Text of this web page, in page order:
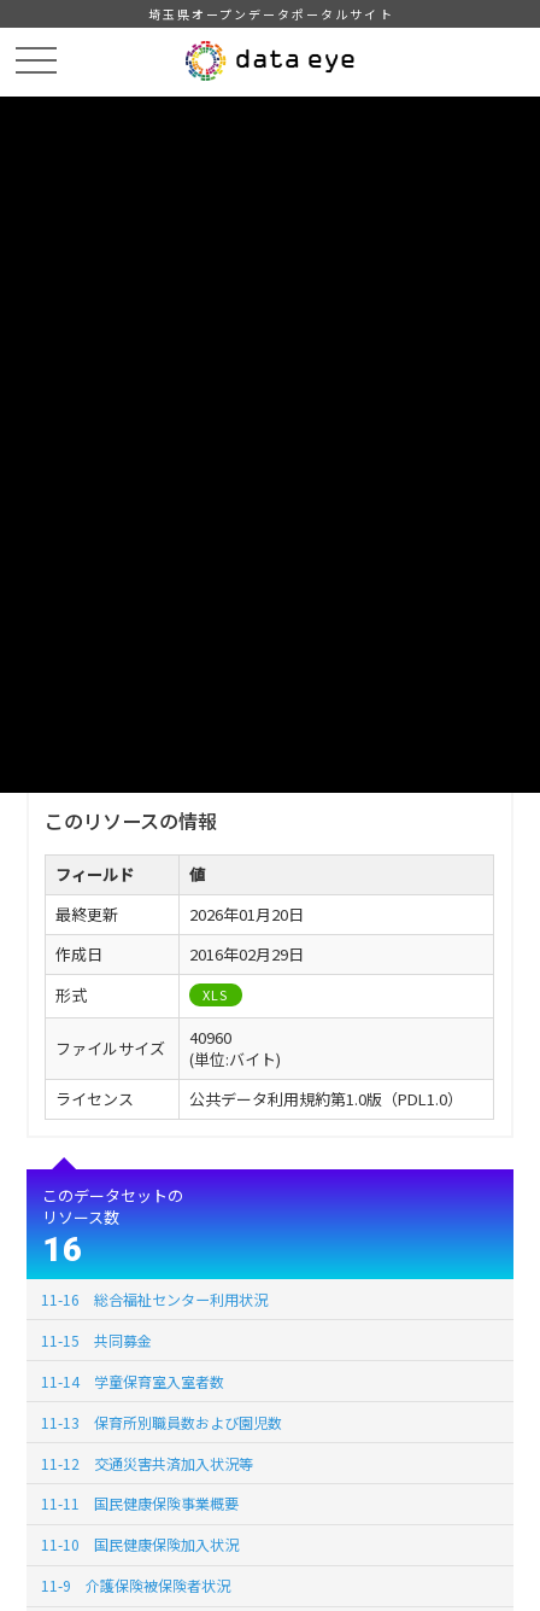
埼玉県オープンデータポータルサイト
このリソースの情報
フィールド
値
最終更新
2026年01月20日
作成日
2016年02月29日
形式
XLS
ファイルサイズ
40960
(単位:バイト)
ライセンス
公共データ利用規約第1.0版（PDL1.0）
このデータセットの
リソース数
16
11-16 総合福祉センター利用状況
11-15 共同募金
11-14 学童保育室入室者数
11-13 保育所別職員数および園児数
11-12 交通災害共済加入状況等
11-11 国民健康保険事業概要
11-10 国民健康保険加入状況
11-9 介護保険被保険者状況